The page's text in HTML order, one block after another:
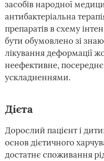
засобів народної
антибактеріальна
препаратів в схему
бути обумовлено зі
лікування деформації
неефективне,
ускладненнями.
Дієта
Дорослий пацієнт і
основ дієтичного
достатнє споживання